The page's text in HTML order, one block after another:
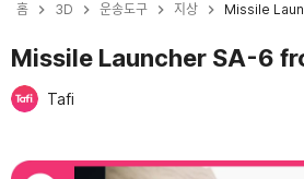
홈 3D 운송도구 지상 Missile
Missile Launcher SA-6
Tafi
현재 슬라이드: 1 / 5